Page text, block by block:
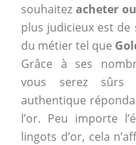
souhaitez acheter
plus judicieux est de
du métier tel que
Grâce à ses
vous serez sûrs
authentique
l’or. Peu importe
lingots d’or, cela